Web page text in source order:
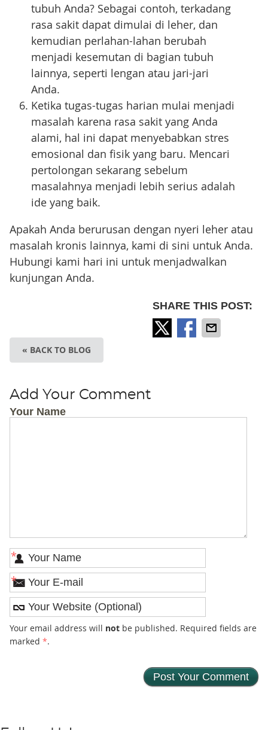
tubuh Anda? Sebagai contoh, terkadang
rasa sakit dapat dimulai di leher, dan
kemudian perlahan-lahan berubah
menjadi kesemutan di bagian tubuh
lainnya, seperti lengan atau jari-jari
Anda.
Ketika tugas-tugas harian mulai menjadi
masalah karena rasa sakit yang Anda
alami, hal ini dapat menyebabkan stres
emosional dan fisik yang baru. Mencari
pertolongan sekarang sebelum
masalahnya menjadi lebih serius adalah
ide yang baik.
Apakah Anda berurusan dengan nyeri leher atau
masalah kronis lainnya, kami di sini untuk Anda.
Hubungi kami hari ini untuk menjadwalkan
kunjungan Anda.
SHARE THIS POST:
« BACK TO BLOG
Add Your Comment
Your Name
*
*
Your email address will notbe published. Required fields are
marked *.